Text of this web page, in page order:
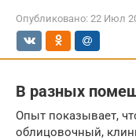
Опубликовано: 22 Июл
В разных
Опыт показывает,
облицовочный,